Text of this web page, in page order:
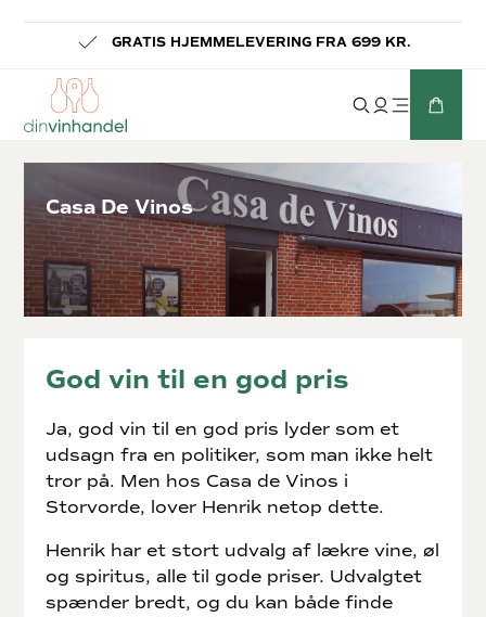
GRATIS HJEMMELEVERING FRA 699 KR.
Casa De Vinos
God vin til en god pris
Ja, god vin til en god pris lyder som et
udsagn fra en politiker, som man ikke helt
tror på. Men hos Casa de Vinos i
Storvorde, lover Henrik netop dette.
Henrik har et stort udvalg af lækre vine, øl
og spiritus, alle til gode priser. Udvalgtet
spænder bredt, og du kan både finde